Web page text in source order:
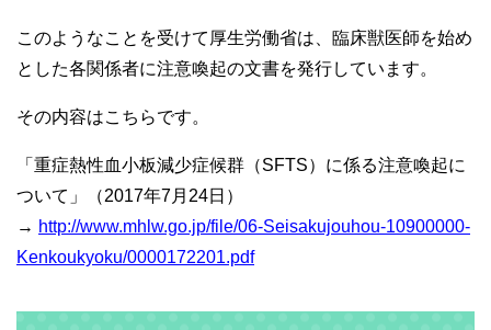
このようなことを受けて厚生労働省は、臨床獣医師を始め
とした各関係者に注意喚起の文書を発行しています。
その内容はこちらです。
「重症熱性血小板減少症候群（SFTS）に係る注意喚起に
ついて」（2017年7月24日）
→ http://www.mhlw.go.jp/file/06-Seisakujouhou-10900000-
Kenkoukyoku/0000172201.pdf